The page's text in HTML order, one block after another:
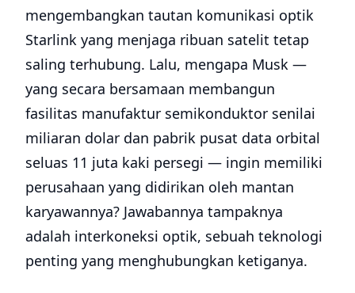
mengembangkan tautan komunikasi optik
Starlink yang menjaga ribuan satelit tetap
saling terhubung. Lalu, mengapa Musk —
yang secara bersamaan membangun
fasilitas manufaktur semikonduktor senilai
miliaran dolar dan pabrik pusat data orbital
seluas 11 juta kaki persegi — ingin memiliki
perusahaan yang didirikan oleh mantan
karyawannya? Jawabannya tampaknya
adalah interkoneksi optik, sebuah teknologi
penting yang menghubungkan ketiganya.